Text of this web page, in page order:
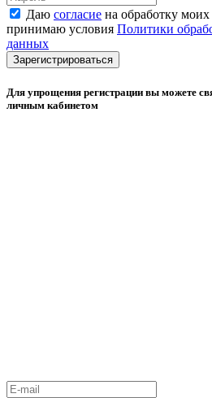
Даю согласие на обработку
принимаю условия Политики
данных
Зарегистрироваться
Для упрощения регистрации вы можете
личным кабинетом